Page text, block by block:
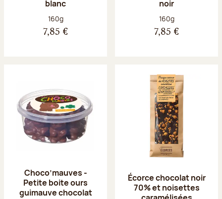
blanc
Poids net :
160g
7,85 €
noir
Poids net :
160g
7,85 €
Choco’mauves -
Petite boite ours
guimauve chocolat
Écorce chocolat noir
70% et noisettes